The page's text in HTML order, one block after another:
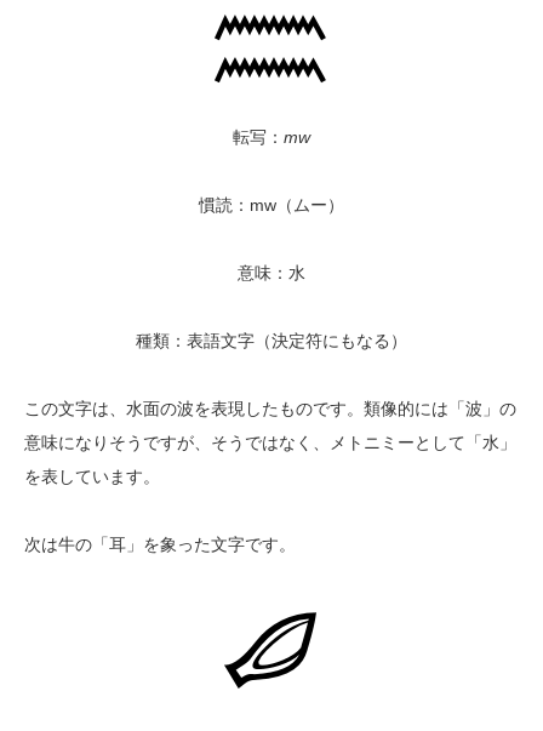
転写： mw
慣読：mw（ムー）
意味：水
種類：表語文字（決定符にもなる）
この文字は、水面の波を表現したものです。類像的には「波」の
意味になりそうですが、そうではなく、メトニミーとして「水」
を表しています。
次は牛の「耳」を象った文字です。